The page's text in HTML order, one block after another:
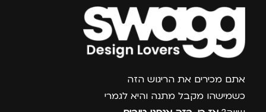
צרפו אותי למועדון
אתם מכירים את הריגוש הזה
כשמישהו מקבל מתנה והיא לגמרי